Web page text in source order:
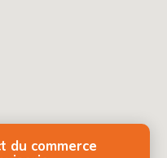
du commerce